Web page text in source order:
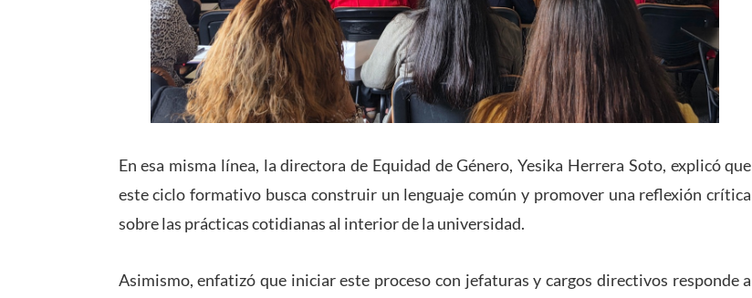
En esa misma línea, la directora de Equidad de Género, Yesika Herrera Soto, explicó que
este ciclo formativo busca construir un lenguaje común y promover una reflexión crítica
sobre las prácticas cotidianas al interior de la universidad.
Asimismo, enfatizó que iniciar este proceso con jefaturas y cargos directivos responde a